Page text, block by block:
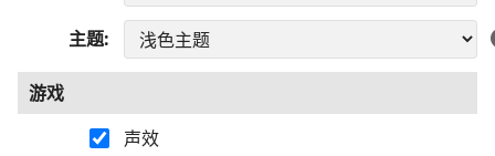
主题
游戏
声效